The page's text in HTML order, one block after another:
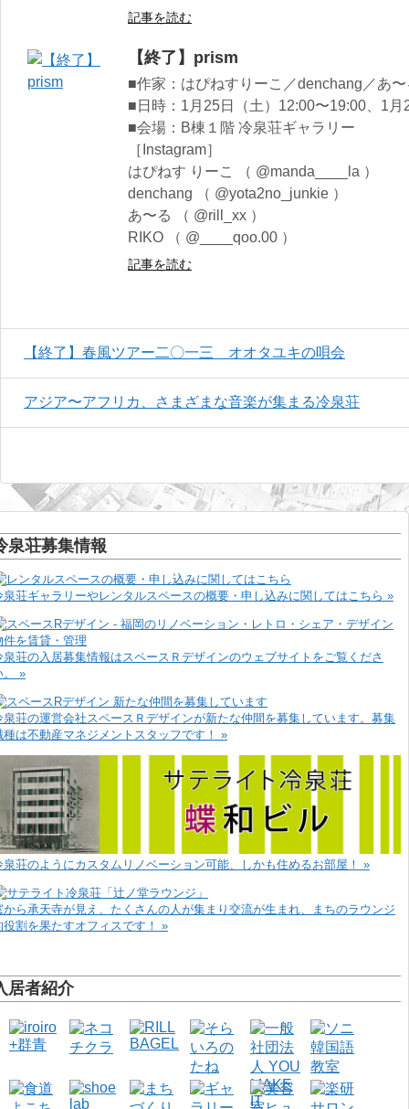
記事を読む
【終了】prism
■作家：はぴねすりーこ／denchang／あ
■日時：1月25日（土）12:00〜19:00、1
■会場：B棟１階 冷泉荘ギャラリー
［Instagram］
はぴねす りーこ （ @manda____la ）
denchang （ @yota2no_junkie ）
あ〜る （ @rill_xx ）
RIKO （ @____qoo.00 ）
記事を読む
【終了】春風ツアー二〇一三 オオタユキの唄会
アジア〜アフリカ、さまざまな音楽が集まる冷泉荘
泉荘募集情報
泉荘ギャラリーやレンタルスペースの概要・申し込みに関してはこちら »
泉荘の入居募集情報はスペースＲデザインのウェブサイトをご覧くださ
。 »
泉荘の運営会社スペースＲデザインが新たな仲間を募集しています。募集
種は不動産マネジメントスタッフです！ »
泉荘のようにカスタムリノベーション可能、しかも住めるお部屋！ »
から承天寺が見え、たくさんの人が集まり交流が生まれ、まちのラウンジ
役割を果たすオフィスです！ »
居者紹介